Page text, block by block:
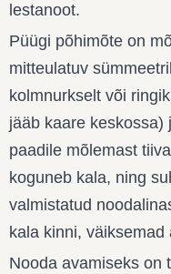
lestanoot.
Püügi põhimõte on
mitteulatuv
kolmnurkselt või
jääb kaare keskossa)
paadile mõlemast
koguneb kala, ning
valmistatud
kala kinni,
Nooda avamiseks on